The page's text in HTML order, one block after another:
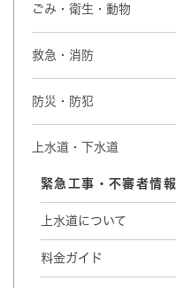
ごみ・衛生・動物
救急・消防
防災・防犯
上水道・下水道
緊急工事・不審者情報
上水道について
料金ガイド